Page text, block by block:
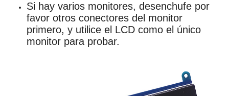
Si hay varios monitores, desenchufe por
favor otros conectores del monitor
primero, y utilice el LCD como el único
monitor para probar.